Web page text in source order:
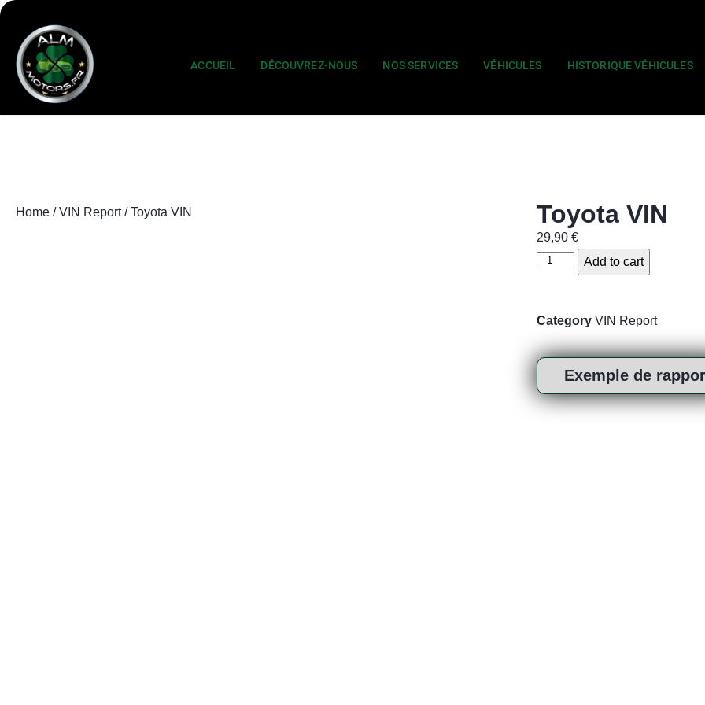
ACCUEIL DÉCOUVREZ-NOUS NOS SERVICES VÉHICULES HISTORIQUE VÉHICULES
Home /VIN Report/ Toyota VIN Toyota VIN
29,90 €
Add to cart
Category VIN Report
Exemple de